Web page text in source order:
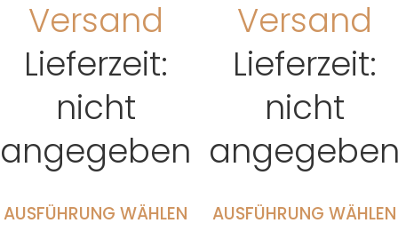
Versand
Lieferzeit:
nicht
angegeben
AUSFÜHRUNG WÄHLEN
Versand
Lieferzeit:
nicht
AUSFÜHRUNG WÄHLEN